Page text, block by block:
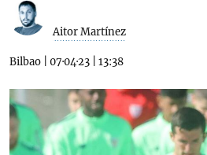
Aitor Martínez
Bilbao 07·04·23 13:38